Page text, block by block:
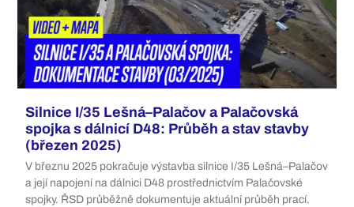
Silnice I/35 Lešná–Palačov a Palačovská
spojka s dálnicí D48: Průběh a stav stavby
(březen 2025)
V březnu 2025 pokračuje výstavba silnice I/35 Lešná–Palačov
a její napojení na dálnici D48 prostřednictvím Palačovské
spojky. ŘSD průběžně dokumentuje aktuální průběh prací.